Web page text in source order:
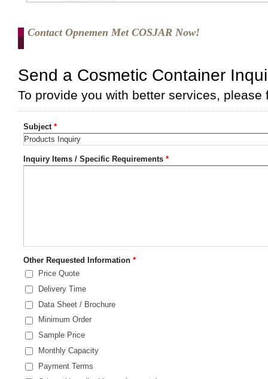
Contact Opnemen Met COSJAR Now!